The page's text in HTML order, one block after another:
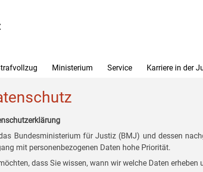
Ministerium Service Karriere in der
Bundesministerium für Justiz (BMJ) und dessen
mit personenbezogenen Daten hohe Priorität.
dass Sie wissen, wann wir welche Daten erheben